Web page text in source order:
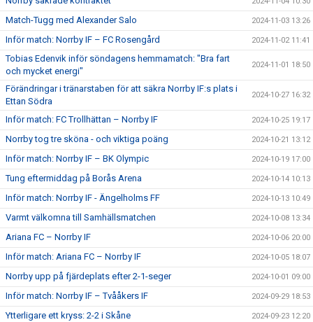
Match-Tugg med Alexander Salo 2024-11-03 13:26
Inför match: Norrby IF – FC Rosengård 2024-11-02 11:41
Tobias Edenvik inför söndagens hemmamatch: "Bra fart
och mycket energi"
2024-11-01 18:50
Förändringar i tränarstaben för att säkra Norrby IF:s plats i
Ettan Södra
2024-10-27 16:32
Inför match: FC Trollhättan – Norrby IF 2024-10-25 19:17
Norrby tog tre sköna - och viktiga poäng 2024-10-21 13:12
Inför match: Norrby IF – BK Olympic 2024-10-19 17:00
Tung eftermiddag på Borås Arena 2024-10-14 10:13
Inför match: Norrby IF - Ängelholms FF 2024-10-13 10:49
Varmt välkomna till Samhällsmatchen 2024-10-08 13:34
Ariana FC – Norrby IF 2024-10-06 20:00
Inför match: Ariana FC – Norrby IF 2024-10-05 18:07
Norrby upp på fjärdeplats efter 2-1-seger 2024-10-01 09:00
Inför match: Norrby IF – Tvååkers IF 2024-09-29 18:53
Ytterligare ett kryss: 2-2 i Skåne 2024-09-23 12:20